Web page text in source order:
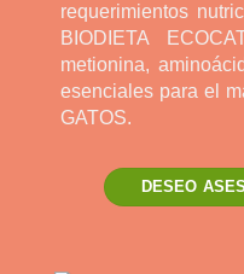
requerimientos
BIODIETA
metionina,
esenciales para el
GATOS.
DESEO